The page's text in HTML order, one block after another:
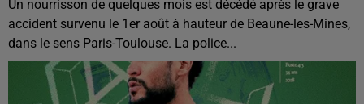
Un nourrisson de quelques mois est décédé après le grave
accident survenu le 1er août à hauteur de Beaune-les-Mines,
dans le sens Paris-Toulouse. La police...